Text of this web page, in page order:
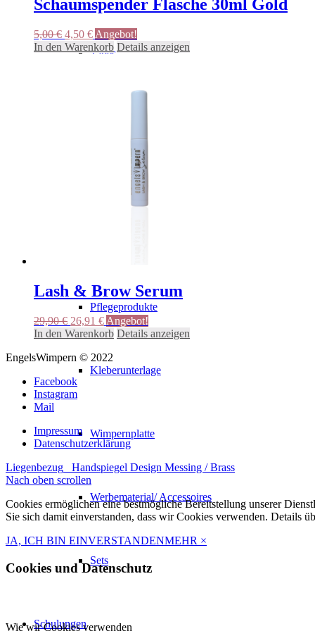
Tapes
Flüssigkeiten
Pflegeprodukte
Kleberunterlage
Wimpernplatte
Werbematerial/ Accessoires
Sets
Schulungen
Schaumspender Flasche 30ml Gold
5,00€ Ursprünglicher
Preis
4,50 €Aktueller
Preis
Angebot!
In den Warenkorb Details anzeigen
Lash & Brow Serum
29,90€ Ursprünglicher
Preis
29,90 €
26,91 €Aktueller
Preis
26,91 €.
Angebot!
In den Warenkorb Details anzeigen
EngelsWimpern © 2022
Facebook
Instagram
Mail
Impressum
Datenschutzerklärung
Liegenbezug
Handspiegel Design Messing / Brass
Nach oben scrollen
Cookies ermöglichen eine bestmögliche Bereitstellung unserer
Sie sich damit einverstanden, dass wir Cookies verwenden. Details
JA, ICH BIN EINVERSTANDENMEHR ×
Cookies und Datenschutz
Wie wir Cookies verwenden